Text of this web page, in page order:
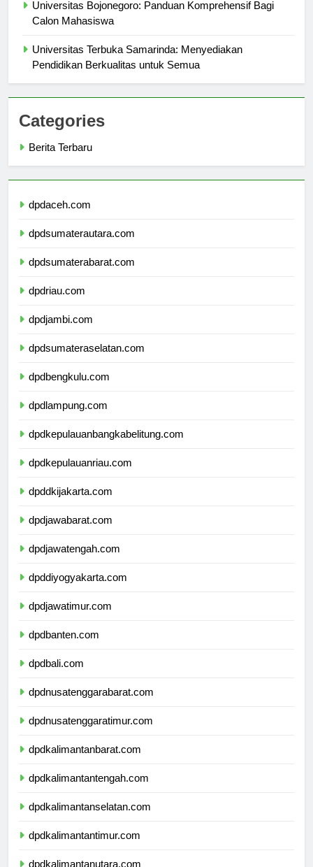
Universitas Bojonegoro: Panduan Komprehensif Bagi
Universitas Terbuka Samarinda: Menyediakan
Categories